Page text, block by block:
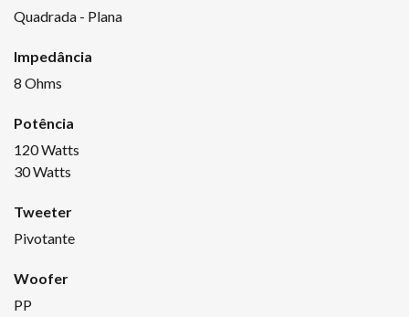
Quadrada - Plana
Impedância
8 Ohms
Potência
120 Watts
30 Watts
Tweeter
Pivotante
Woofer
PP